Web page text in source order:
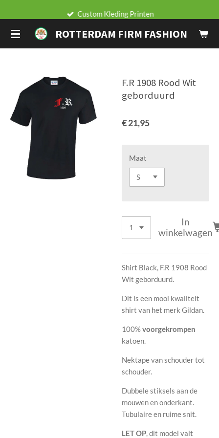
direct
naar
ROTTERDAM FIRM FASHION
Custom Kleding Printen
F.R 1908 Rood Wit
geborduurd
€ 21,95
Maat
In
winkelwagen
Shirt Black, F.R 1908 Rood
Wit geborduurd.
Dit is een mooi kwaliteit
shirt van het merk Gildan.
100%voorgekrompen
katoen.
Nektape van schouder tot
schouder.
Dubbele stiksels aan de
mouwen en onderkant.
Tubulaire en ruime snit.
LET OP, dit model valt